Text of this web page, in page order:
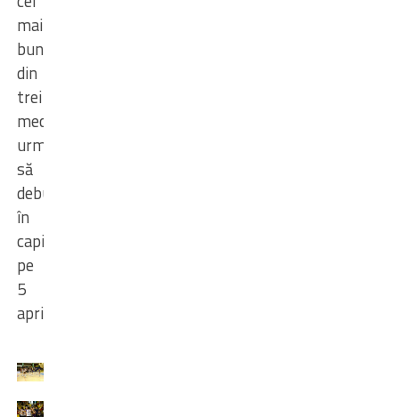
mai
bun
din
trei
meciuri
urmând
să
debuteze
în
capitală,
pe
5
aprilie.